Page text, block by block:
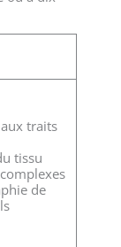
traits
tissu
de